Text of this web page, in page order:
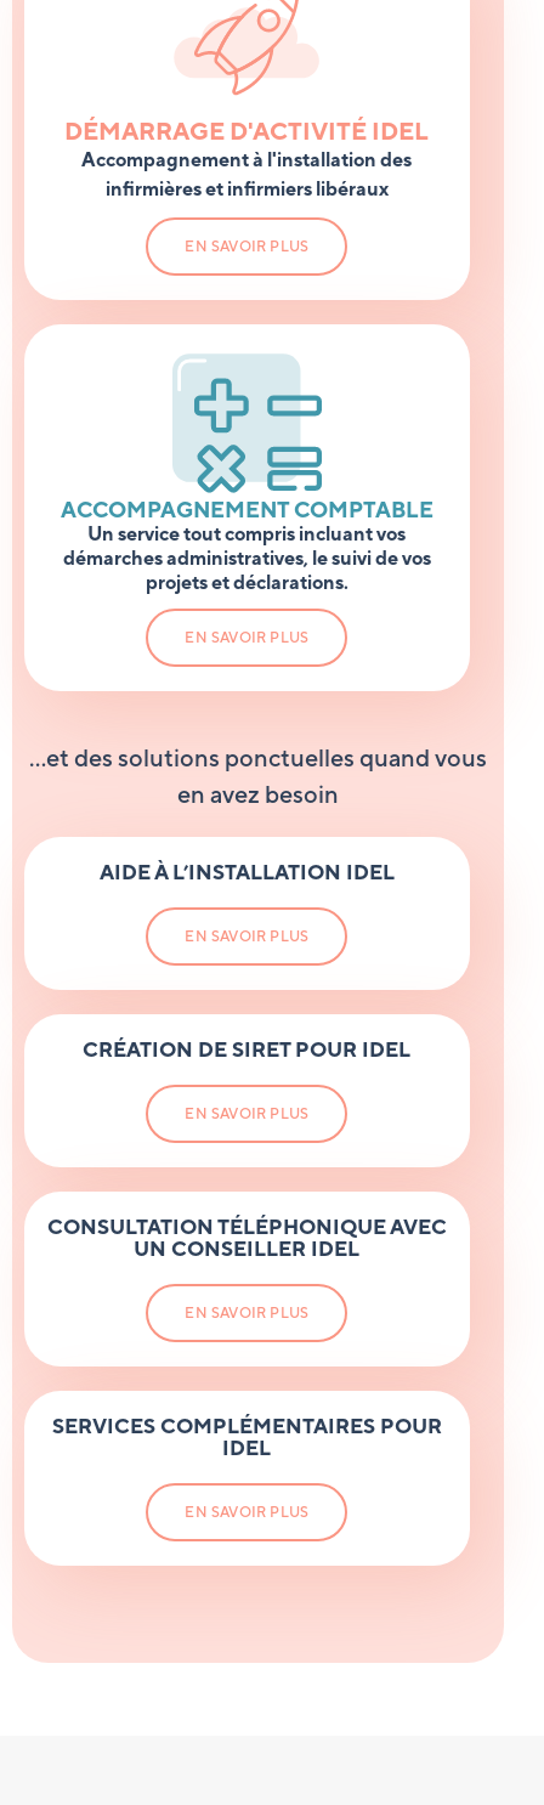
DÉMARRAGE D'ACTIVITÉ IDEL
Accompagnement à l'installation des
infirmières et infirmiers libéraux
EN SAVOIR PLUS
ACCOMPAGNEMENT COMPTABLE
Un service tout compris incluant vos
démarches administratives, le suivi de vos
projets et déclarations.
EN SAVOIR PLUS
…et des solutions ponctuelles quand vous
en avez besoin
AIDEÀ L’INSTALLATION IDEL
EN SAVOIR PLUS
CRÉATION DE SIRET POUR IDEL
EN SAVOIR PLUS
CONSULTATION TÉLÉPHONIQUE AVEC
UN CONSEILLER IDEL
EN SAVOIR PLUS
SERVICES COMPLÉMENTAIRES POUR
IDEL
EN SAVOIR PLUS